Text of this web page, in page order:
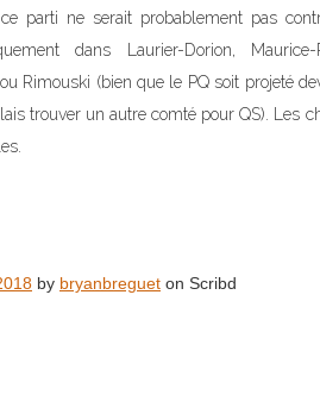
parti ne serait probablement pas
dans Laurier-Dorion,
Rimouski (bien que le PQ soit projeté
trouver un autre comté pour QS). Les
by bryanbreguet on Scribd